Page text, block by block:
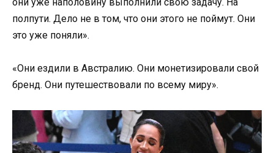
полпути. Дело не в том, что они этого не поймут. Они
это уже поняли».
«Они ездили в Австралию. Они монетизировали свой
бренд. Они путешествовали по всему миру».